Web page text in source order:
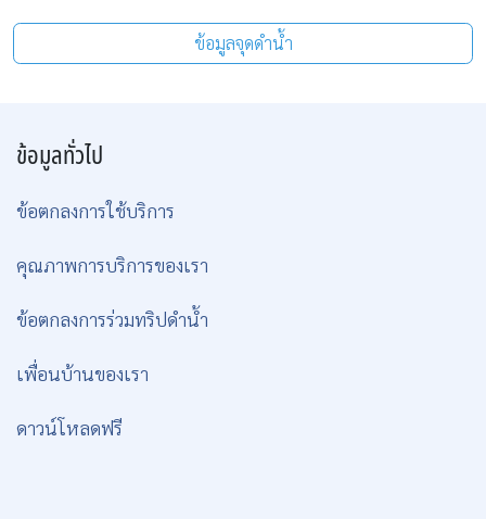
ข้อมูลจุดดำน้ำ
ข้อมูลทั่วไป
ข้อตกลงการใช้บริการ
คุณภาพการบริการของเรา
ข้อตกลงการร่วมทริปดำน้ำ
เพื่อนบ้านของเรา
ดาวน์โหลดฟรี